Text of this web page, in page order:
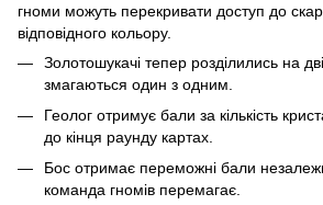
гноми можуть перекривати доступ до
відповідного кольору.
Золотошукачі тепер розділились на
змагаються один з одним.
Геолог отримує бали за кількість
до кінця раунду картах.
Бос отримає переможні бали
команда гномів перемагає.